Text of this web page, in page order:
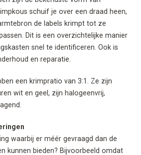
schuif je over een draad heen,
de labels krimpt tot ze
Dit is een overzichtelijke manier
snel te identificeren. Ook is
en reparatie.
een krimpratio van 3:1. Ze zijn
wit en geel, zijn halogeenvrij,
waarbij er méér gevraagd dan de
kunnen bieden? Bijvoorbeeld omdat